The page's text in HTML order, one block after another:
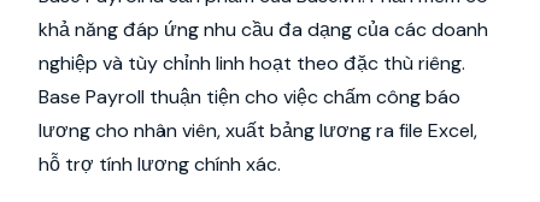
khả năng đáp ứng nhu cầu đa dạng của các doanh
nghiệp và tùy chỉnh linh hoạt theo đặc thù riêng.
Base Payroll thuận tiện cho việc chấm công báo
lương cho nhân viên, xuất bảng lương ra file Excel,
hỗ trợ tính lương chính xác.